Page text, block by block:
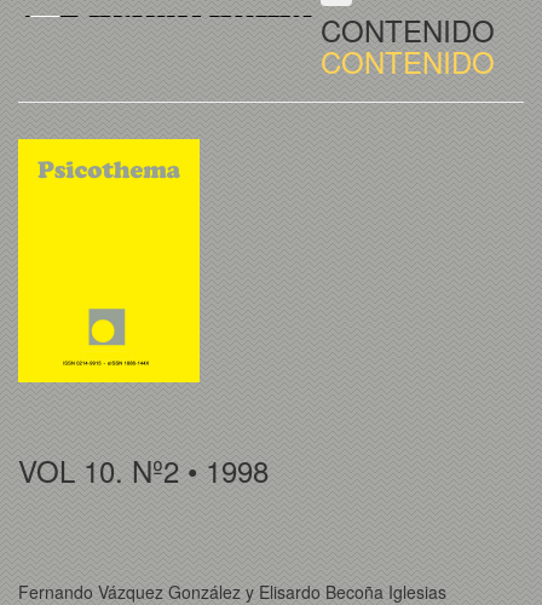
CONTENIDO
CONTENIDO
VOL 10. Nº2 • 1998
Fernando Vázquez González y Elisardo Becoña Iglesias